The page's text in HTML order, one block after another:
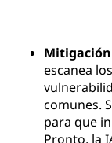
escanea
comunes.
para que
Pronto, la